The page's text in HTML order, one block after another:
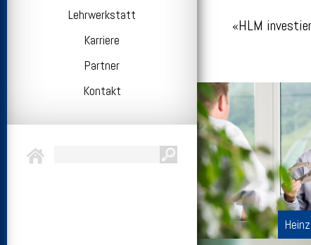
Lehrwerkstatt
Karriere
Partner
Kontakt
«HLM